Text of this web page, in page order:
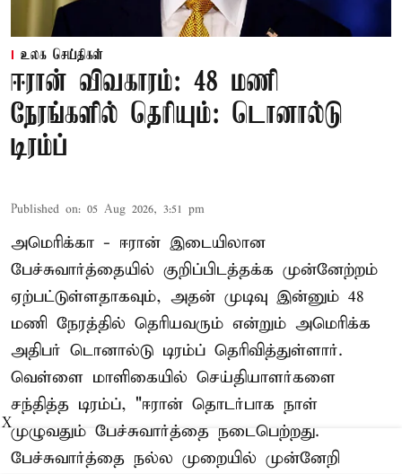
உலக செய்திகள்
ஈரான் விவகாரம்: 48 மணி
நேரங்களில் தெரியும்: டொனால்டு
டிரம்ப்
Published on: 05 Aug 2026, 3:51 pm
அமெரிக்கா - ஈரான் இடையிலான
பேச்சுவார்த்தையில் குறிப்பிடத்தக்க முன்னேற்றம்
ஏற்பட்டுள்ளதாகவும், அதன் முடிவு இன்னும் 48
மணி நேரத்தில் தெரியவரும் என்றும் அமெரிக்க
அதிபர் டொனால்டு டிரம்ப் தெரிவித்துள்ளார்.
வெள்ளை மாளிகையில் செய்தியாளர்களை
சந்தித்த டிரம்ப், "ஈரான் தொடர்பாக நாள்
முழுவதும் பேச்சுவார்த்தை நடைபெற்றது.
பேச்சுவார்த்தை நல்ல முறையில் முன்னேறி
X